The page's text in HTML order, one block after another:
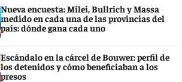
Nueva encuesta: Milei, Bullrich y Massa
medido en cada una de las provincias del
país: dónde gana cada uno
Escándalo en la cárcel de Bouwer: perfil de
los detenidos y cómo beneficiaban a los
presos